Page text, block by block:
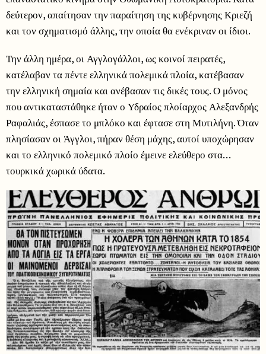
δεύτερον, απαίτησαν την παραίτηση της κυβέρνησης Κριεζή
και τον σχηματισμό άλλης, την οποία θα ενέκριναν οι ίδιοι.
Την άλλη ημέρα, οι Αγγλογάλλοι, ως κοινοί πειρατές,
κατέλαβαν τα πέντε ελληνικά πολεμικά πλοία, κατέβασαν
την ελληνική σημαία και ανέβασαν τις δικές τους. Ο μόνος
που αντικαταστάθηκε ήταν ο Υδραίος πλοίαρχος Αλεξανδρής
Ραφαλιάς, έσπασε το μπλόκο και έφτασε στη Μυτιλήνη. Όταν
πλησίασαν οι Άγγλοι, πήραν θέση μάχης, αυτοί υποχώρησαν
και το ελληνικό πολεμικό πλοίο έμεινε ελεύθερο στα…
τουρκικά χωρικά ύδατα.